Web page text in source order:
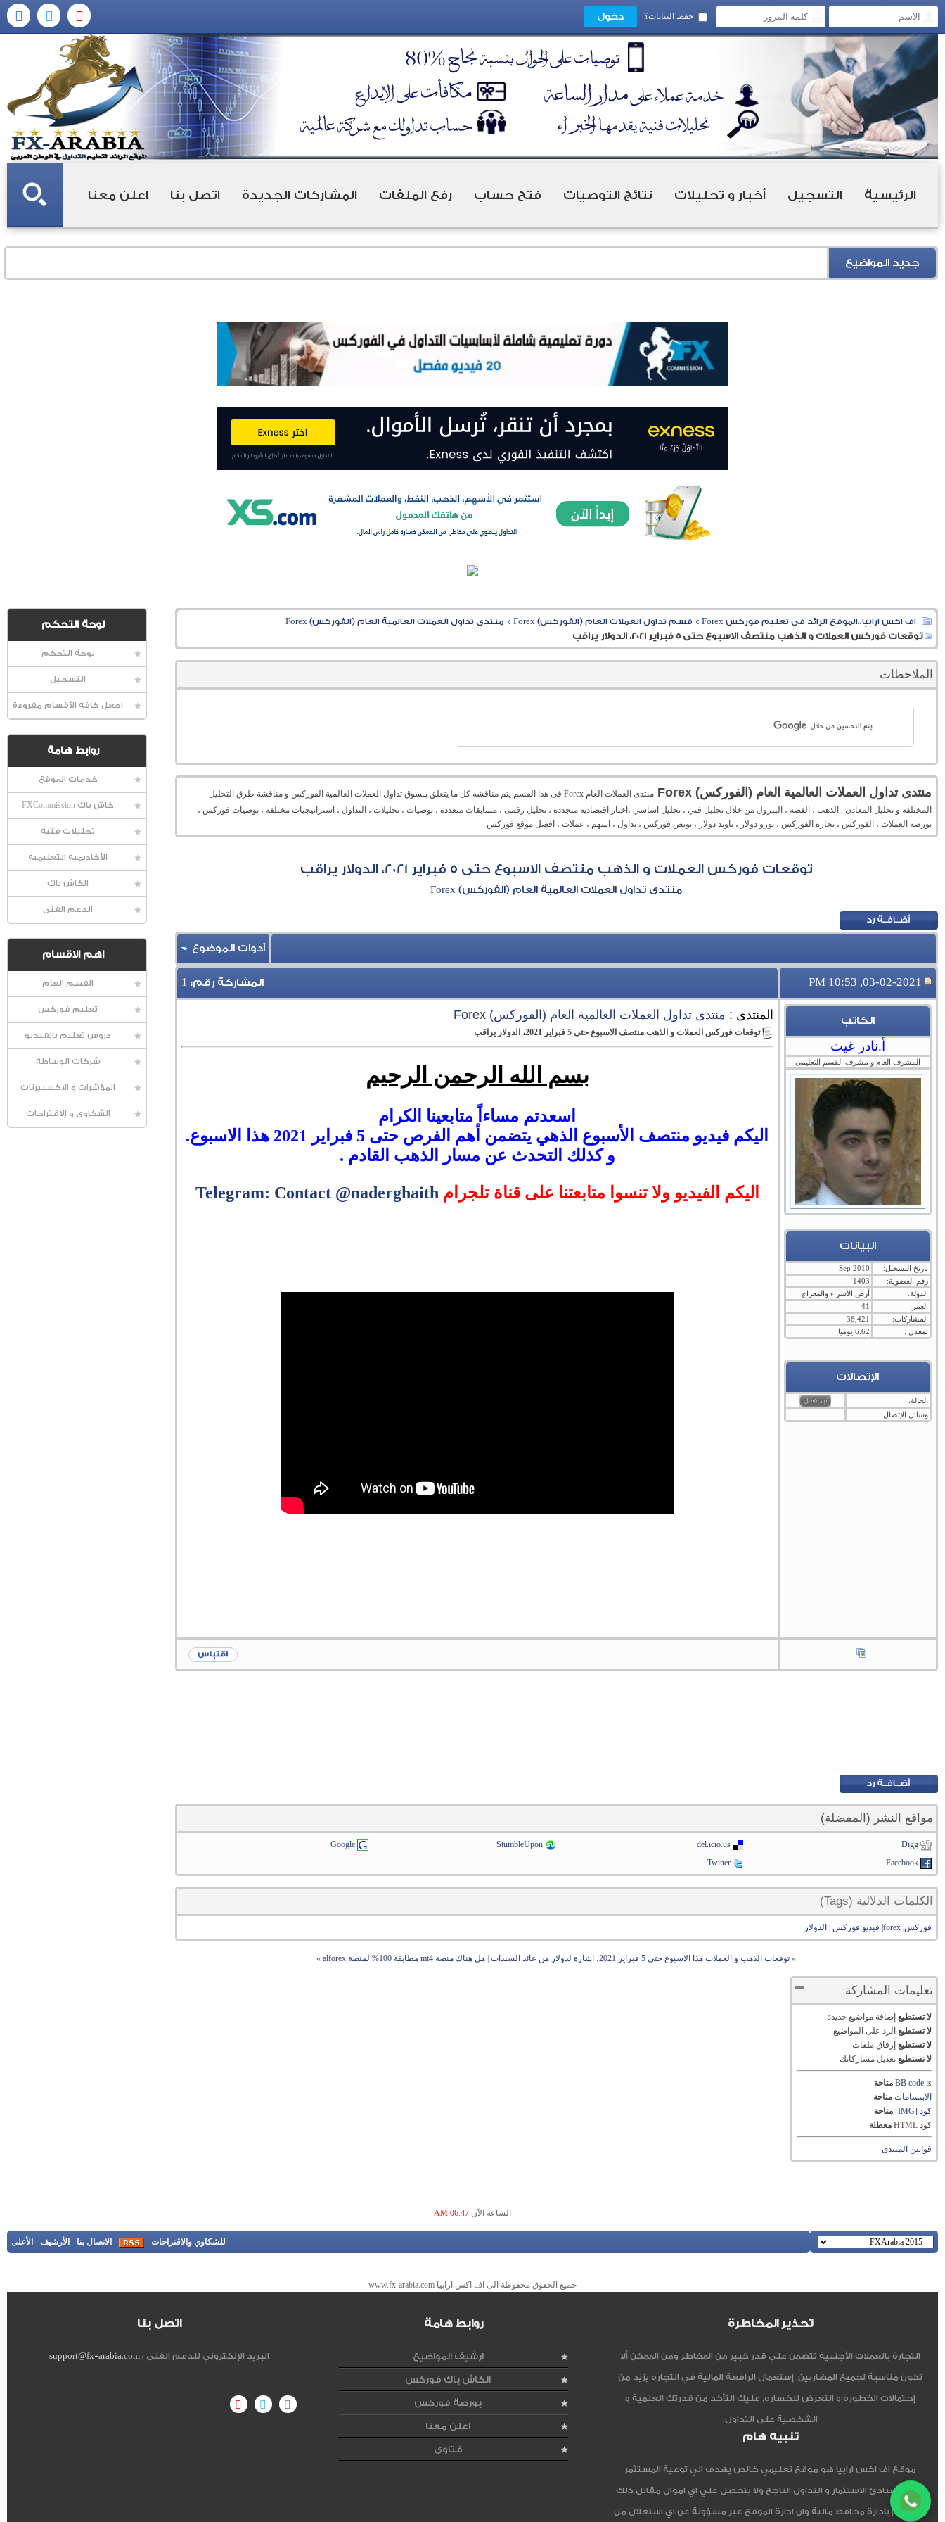
حفظ البيانات؟
الرئيسية التسجيل أخبار و تحليلات نتائج التوصيات فتح حساب رفع الملفات المشاركات الجديدة اتصل بنا اعلن معنا
جديد المواضيع
لوحة التحكم
لوحة التحكم
التسجيل
اجعل كافة الأقسام مقروءة
روابط هامة
خدمات الموقع
كاش باك FXCommission
تحليلات فنية
الأكاديمية التعليمية
الكاش باك
الدعم الفنى
اهم الاقسام
القسم العام
تعليم فوركس
دروس تعليم بالفيديو
شركات الوساطة
المؤشرات و الاكسبيرتات
الشكاوى و الاقتراحات
اف اكس ارابيا..الموقع الرائد فى تعليم فوركس Forex > قسم تداول العملات العام (الفوركس) Forex > منتدى تداول العملات العالمية العام (الفوركس) Forex
توقعات فوركس العملات و الذهب منتصف الاسبوع حتى 5 فبراير 2021، الدولار يراقب
الملاحظات
منتدى تداول العملات العالمية العام (الفوركس) Forex
منتدى العملات العام Forex فى هذا القسم يتم مناقشه كل ما يتعلق بـسوق تداول العملات العالمية الفوركس و مناقشة طرق التحليل
المختلفة و تحليل المعادن , الذهب ، الفضة ، البترول من خلال تحليل فني ، تحليل اساسي ،اخبار اقتصادية متجددة ، تحليل رقمى ، مسابقات متعددة ، توصيات ، تحليلات ، التداول ، استراتيجيات مختلفة ، توصيات فوركس ،
بورصة العملات ، الفوركس ، تجارة الفوركس ، يورو دولار ، باوند دولار ، بونص فوركس ، تداول ، اسهم ، عملات ، افضل موقع فوركس
توقعات فوركس العملات و الذهب منتصف الاسبوع حتى 5 فبراير 2021، الدولار يراقب
منتدى تداول العملات العالمية العام (الفوركس) Forex
أدوات الموضوع
03-02-2021, 10:53 PM المشاركة رقم: 1
الكاتب
أ.نادر غيث
المشرف العام و مشرف القسم التعليمى
البيانات
تاريخ التسجيل:
Sep 2010
رقم العضوية:
1403
الدولة:
أرض الاسراء والمعراج
العمر:
41
المشاركات:
38,421
بمعدل :
6.62 يوميا
الإتصالات
الحالة:
وسائل الإتصال:
المنتدى : منتدى تداول العملات العالمية العام (الفوركس) Forex
توقعات فوركس العملات و الذهب منتصف الاسبوع حتى 5 فبراير 2021، الدولار يراقب
بسم الله الرحمن الرحيم
اسعدتم مساءاً متابعينا الكرام
اليكم فيديو منتصف الأسبوع الذهي يتضمن أهم الفرص حتى 5 فبراير 2021 هذا الاسبوع.
و كذلك التحدث عن مسار الذهب القادم .
اليكم الفيديو ولا تنسوا متابعتنا على قناة تلجرام Telegram: Contact @naderghaith
مواقع النشر (المفضلة)
Digg
del.icio.us
StumbleUpon
Google
Facebook
Twitter
الكلمات الدلالية (Tags)
فوركس| forex| فيديو فوركس | الدولار
« توقعات الذهب و العملات هذا الاسبوع حتى 5 فبراير 2021، اشارة لدولار من عائد السندات | هل هناك منصة mt4 مطابقة 100% لمنصة alforex »
تعليمات المشاركة
لا تستطيع إضافة مواضيع جديدة
لا تستطيع الرد على المواضيع
لا تستطيع إرفاق ملفات
لا تستطيع تعديل مشاركاتك
BB codeis
متاحة
الابتسامات متاحة
كود [IMG]
متاحة
كود HTML
معطلة
قوانين المنتدى
الساعة الآن 06:47 AM
للشكاوي والاقتراحات -
- الاتصال بنا - الأرشيف - الأعلى
جميع الحقوق محفوظة الى اف اكس ارابيا www.fx-arabia.com
تحذير المخاطرة
التجارة بالعملات الأجنبية تتضمن علي قدر كبير من المخاطر ومن الممكن ألا
تكون مناسبة لجميع المضاربين, إستعمال الرافعة المالية في التجاره يزيد من
إحتمالات الخطورة و التعرض للخساره, عليك التأكد من قدرتك العلمية و
الشخصية على التداول.
تنبيه هام
موقع اف اكس ارابيا هو موقع تعليمي خالص يهدف الي توعية المستثمر
العربي مبادئ الاستثمار و التداول الناجح ولا يتحصل علي اي اموال مقابل ذلك
ولا يقوم بادارة محافظ مالية وان ادارة الموقع غير مسؤولة عن اي استغلال من
روابط هامة
ارشيف المواضيع
الكاش باك فوركس
بورصة فوركس
اعلن معنا
فتاوى
اتصل بنا
البريد الإلكتروني للدعم الفنى :support@fx-arabia.com